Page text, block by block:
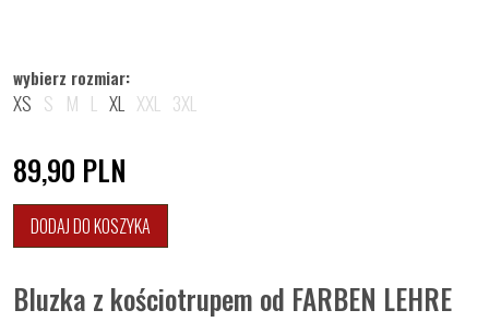
wybierz rozmiar:
XS S M L XL XXL 3XL
89,90 PLN
DODAJ DO KOSZYKA
Bluzka z kościotrupem od FARBEN LEHRE